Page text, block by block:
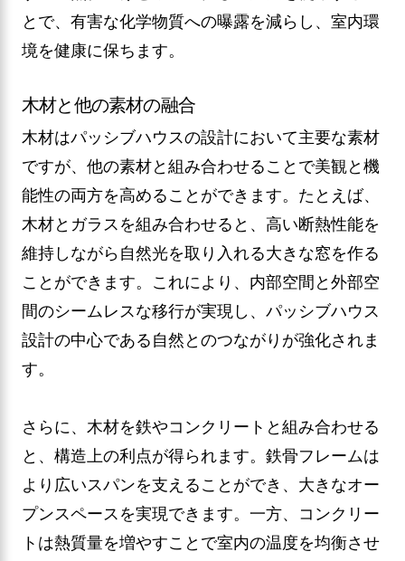
とで、有害な化学物質への曝露を減らし、室内環
境を健康に保ちます。
木材と他の素材の融合
木材はパッシブハウスの設計において主要な素材
ですが、他の素材と組み合わせることで美観と機
能性の両方を高めることができます。たとえば、
木材とガラスを組み合わせると、高い断熱性能を
維持しながら自然光を取り入れる大きな窓を作る
ことができます。これにより、内部空間と外部空
間のシームレスな移行が実現し、パッシブハウス
設計の中心である自然とのつながりが強化されま
す。
さらに、木材を鉄やコンクリートと組み合わせる
と、構造上の利点が得られます。鉄骨フレームは
より広いスパンを支えることができ、大きなオー
プンスペースを実現できます。一方、コンクリー
トは熱質量を増やすことで室内の温度を均衡させ